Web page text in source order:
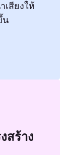
เสียงให้
น
สร้าง